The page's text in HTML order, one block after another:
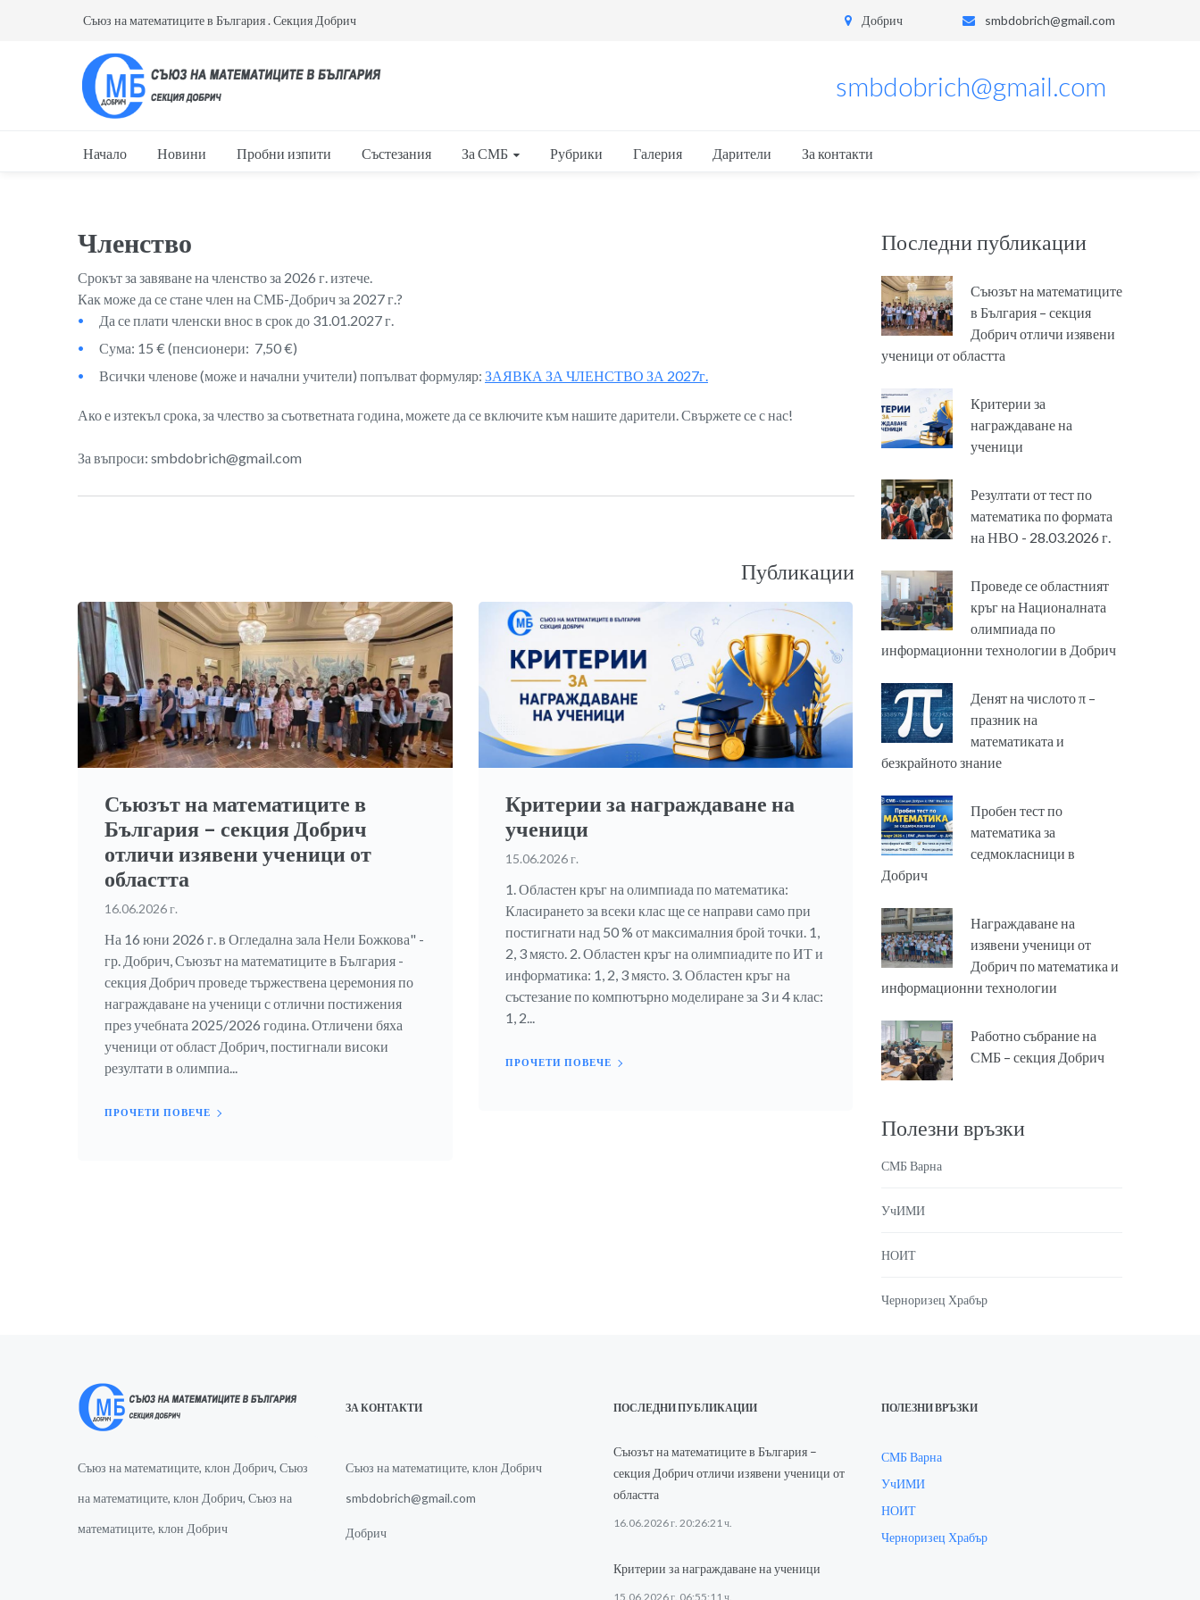
Съюз на математиците в България . Секция Добрич Добрич smbdobrich@gmail.com
smbdobrich@gmail.com
Начало Новини Пробни изпити Състезания За СМБ Рубрики Галерия Дарители За контакти
Членство
Срокът за завяване на членство за 2026 г. изтече.
Как може да се стане член на СМБ-Добрич за 2027 г.?
Да се плати членски внос в срок до 31.01.2027 г.
Сума: 15 € (пенсионери: 7,50 €)
Всички членове (може и начални учители) попълват формуляр: ЗАЯВКА ЗА ЧЛЕНСТВО ЗА 2027г.
Ако е изтекъл срока, за члество за съответната година, можете да се включите към нашите дарители. Свържете се с нас!
За въпроси: smbdobrich@gmail.com
Публикации
Съюзът на математиците в
България – секция Добрич
отличи изявени ученици от
областта
16.06.2026 г.
На 16 юни 2026 г. в Огледална зала Нели Божкова" -
гр. Добрич, Съюзът на математиците в България -
секция Добрич проведе тържествена церемония по
награждаване на ученици с отлични постижения
през учебната 2025/2026 година. Отличени бяха
ученици от област Добрич, постигнали високи
резултати в олимпиа...
ПРОЧЕТИ ПОВЕЧЕ
Критерии за награждаване на
ученици
15.06.2026 г.
1. Областен кръг на олимпиада по математика:
Класирането за всеки клас ще се направи само при
постигнати над 50 % от максималния брой точки. 1,
2, 3 място. 2. Областен кръг на олимпиадите по ИТ и
информатика: 1, 2, 3 място. 3. Областен кръг на
състезание по компютърно моделиране за 3 и 4 клас:
1, 2...
ПРОЧЕТИ ПОВЕЧЕ
Последни публикации
Съюзът на математиците
в България – секция
Добрич отличи изявени
ученици от областта
Критерии за
награждаване на
ученици
Резултати от тест по
математика по формата
на НВО - 28.03.2026 г.
Проведе се областният
кръг на Националната
олимпиада по
информационни технологии в Добрич
Денят на числото π –
празник на
математиката и
безкрайното знание
Пробен тест по
математика за
седмокласници в
Добрич
Награждаване на
изявени ученици от
Добрич по математика и
информационни технологии
Работно събрание на
СМБ – секция Добрич
Полезни връзки
СМБ Варна
УчИМИ
НОИТ
Черноризец Храбър
Съюз на математиците, клон Добрич, Съюз
на математиците, клон Добрич, Съюз на
математиците, клон Добрич
ЗА КОНТАКТИ
Съюз на математиците, клон Добрич
smbdobrich@gmail.com
Добрич
ПОСЛЕДНИ ПУБЛИКАЦИИ
Съюзът на математиците в България –
секция Добрич отличи изявени ученици от
областта
16.06.2026 г. 20:26:21 ч.
Критерии за награждаване на ученици
15.06.2026 г. 06:55:11 ч.
ПОЛЕЗНИ ВРЪЗКИ
СМБ Варна
УчИМИ
НОИТ
Черноризец Храбър